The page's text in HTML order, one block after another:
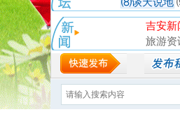
吉安新
旅游资